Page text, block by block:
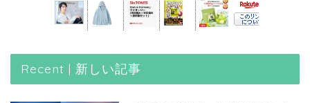
Recent | 新しい記事